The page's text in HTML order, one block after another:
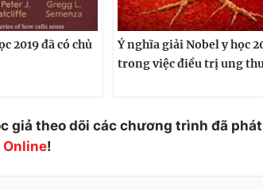
2019 đã có chủ
Ý nghĩa giải Nobel y học
trong việc điều trị ung
giả theo dõi các chương trình đã
Online!